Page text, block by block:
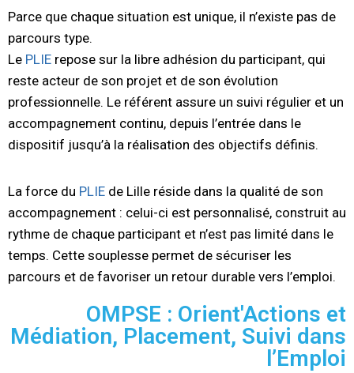
Parce que chaque situation est unique, il n’existe pas de
parcours type.
Le PLIE repose sur la libre adhésion du participant, qui
reste acteur de son projet et de son évolution
professionnelle. Le référent assure un suivi régulier et un
accompagnement continu, depuis l’entrée dans le
dispositif jusqu’à la réalisation des objectifs définis.
La force du PLIE de Lille réside dans la qualité de son
accompagnement : celui-ci est personnalisé, construit au
rythme de chaque participant et n’est pas limité dans le
temps. Cette souplesse permet de sécuriser les
parcours et de favoriser un retour durable vers l’emploi.
OMPSE : Orient'Actions et
Médiation, Placement, Suivi dans
l’Emploi